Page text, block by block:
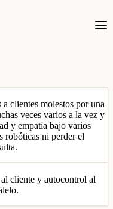
clientes molestos por una
veces varios a la vez y
y empatía bajo varios
robóticas ni perder el
cliente y autocontrol al